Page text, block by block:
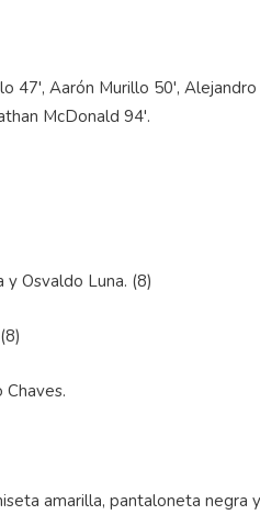
47', Aarón Murillo 50',
McDonald 94'.
Osvaldo Luna. (8)
Chaves.
amarilla, pantaloneta negra